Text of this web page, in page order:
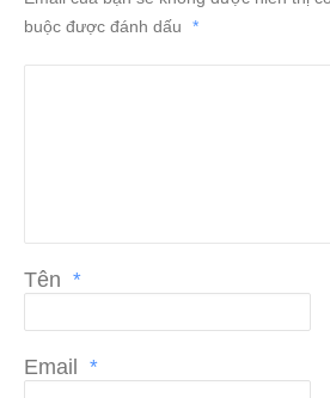
buộc được đánh dấu
*
Tên *
Email *